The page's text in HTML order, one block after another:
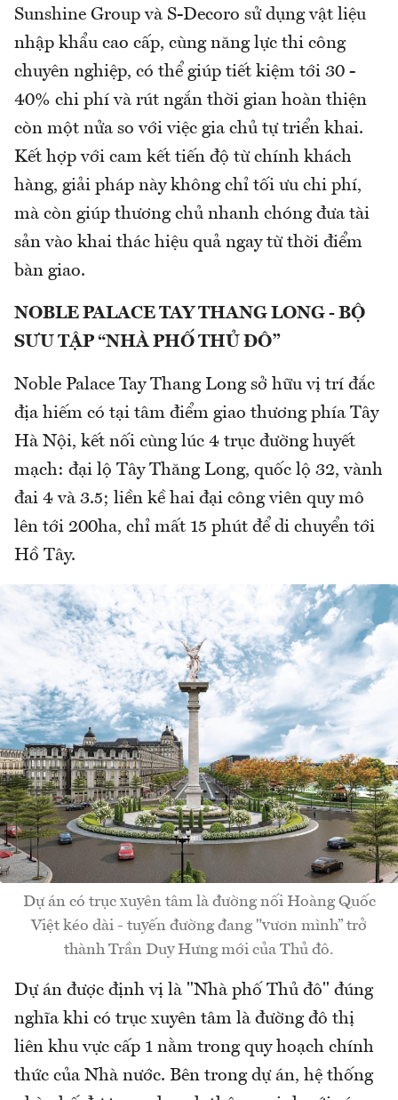
Sunshine Group và S-Decoro sử dụng vật liệu
nhập khẩu cao cấp, cùng năng lực thi công
chuyên nghiệp, có thể giúp tiết kiệm tới 30 -
40% chi phí và rút ngắn thời gian hoàn thiện
còn một nửa so với việc gia chủ tự triển khai.
Kết hợp với cam kết tiến độ từ chính khách
hàng, giải pháp này không chỉ tối ưu chi phí,
mà còn giúp thương chủ nhanh chóng đưa tài
sản vào khai thác hiệu quả ngay từ thời điểm
bàn giao.
NOBLE PALACE TAY THANG LONG - BỘ
SƯU TẬP “NHÀ PHỐ THỦ ĐÔ”
Noble Palace Tay Thang Long sở hữu vị trí đắc
địa hiếm có tại tâm điểm giao thương phía Tây
Hà Nội, kết nối cùng lúc 4 trục đường huyết
mạch: đại lộ Tây Thăng Long, quốc lộ 32, vành
đai 4 và 3.5; liền kề hai đại công viên quy mô
lên tới 200ha, chỉ mất 15 phút để di chuyển tới
Hồ Tây.
Dự án có trục xuyên tâm là đường nối Hoàng Quốc
Việt kéo dài - tuyến đường đang "vươn mình” trở
thành Trần Duy Hưng mới của Thủ đô.
Dự án được định vị là "Nhà phố Thủ đô" đúng
nghĩa khi có trục xuyên tâm là đường đô thị
liên khu vực cấp 1 nằm trong quy hoạch chính
thức của Nhà nước. Bên trong dự án, hệ thống